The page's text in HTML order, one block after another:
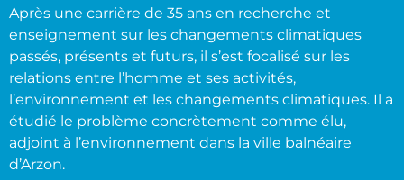
Après une carrière de 35 ans en recherche et
enseignement sur les changements climatiques
passés, présents et futurs, il s’est focalisé sur les
relations entre l’homme et ses activités,
l’environnement et les changements climatiques. Il a
étudié le problème concrètement comme élu,
adjoint à l’environnement dans la ville balnéaire
d’Arzon.